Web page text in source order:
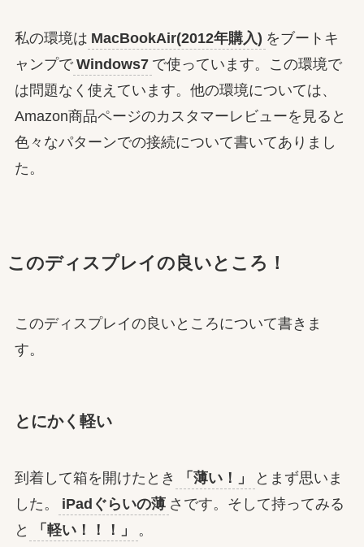
私の環境は MacBookAir(2012年購入) をブートキ
ャンプで Windows7 で使っています。この環境で
は問題なく使えています。他の環境については、
Amazon商品ページのカスタマーレビューを見ると
色々なパターンでの接続について書いてありまし
た。
このディスプレイの良いところ！
このディスプレイの良いところについて書きま
す。
とにかく軽い
到着して箱を開けたとき 「薄い！」
とまず思いま
した。
iPadぐらいの薄 さです。そして持ってみる
と
「軽い！！！」 。